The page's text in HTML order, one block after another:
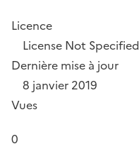
Licence
License Not Specified
Dernière mise à jour
8 janvier 2019
Vues
0